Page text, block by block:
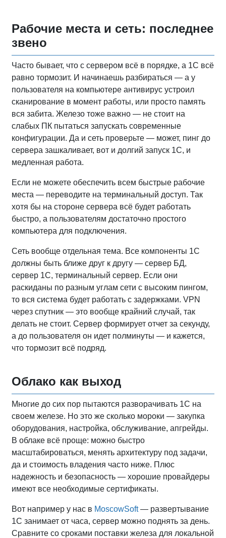
Рабочие места и сеть: последнее
звено
Часто бывает, что с сервером всё в порядке, а 1С всё
равно тормозит. И начинаешь разбираться — а у
пользователя на компьютере антивирус устроил
сканирование в момент работы, или просто память
вся забита. Железо тоже важно — не стоит на
слабых ПК пытаться запускать современные
конфигурации. Да и сеть проверьте — может, пинг до
сервера зашкаливает, вот и долгий запуск 1С, и
медленная работа.
Если не можете обеспечить всем быстрые рабочие
места — переводите на терминальный доступ. Так
хотя бы на стороне сервера всё будет работать
быстро, а пользователям достаточно простого
компьютера для подключения.
Сеть вообще отдельная тема. Все компоненты 1С
должны быть ближе друг к другу — сервер БД,
сервер 1С, терминальный сервер. Если они
раскиданы по разным углам сети с высоким пингом,
то вся система будет работать с задержками. VPN
через спутник — это вообще крайний случай, так
делать не стоит. Сервер формирует отчет за секунду,
а до пользователя он идет полминуты — и кажется,
что тормозит всё подряд.
Облако как выход
Многие до сих пор пытаются разворачивать 1С на
своем железе. Но это же сколько мороки — закупка
оборудования, настройка, обслуживание, апгрейды.
В облаке всё проще: можно быстро
масштабироваться, менять архитектуру под задачи,
да и стоимость владения часто ниже. Плюс
надежность и безопасность — хорошие провайдеры
имеют все необходимые сертификаты.
Вот например у нас в MoscowSoft— развертывание
1С занимает от часа, сервер можно поднять за день.
Сравните со сроками поставки железа для локальной